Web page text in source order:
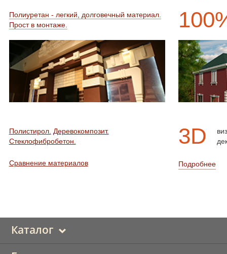
3D
Подробнее
Полиуретан - легкий, долговечный материал.
Прост в монтаже.
Полистирол. Деревокомпозит.
Стеклофибробетон.
Сравнение материалов
Каталог